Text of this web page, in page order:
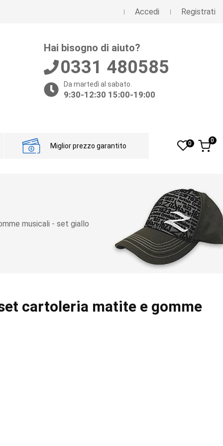
Accedi Registrati
Hai bisogno di aiuto?
0331 480585
Da martedì al sabato.
9:30-12:30 15:00-19:00
Miglior prezzo garantito 0 0
musicali - set giallo
cartoleria matite e gomme